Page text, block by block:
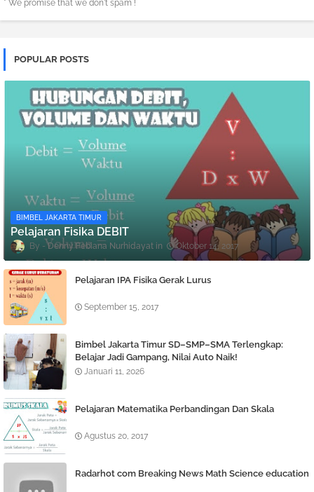
* We promise that we don't spam !
POPULAR POSTS
BIMBEL JAKARTA TIMUR
Pelajaran Fisika DEBIT
Denny Febiana Nurhidayat Oktober 14, 2017
Pelajaran IPA Fisika Gerak Lurus
September 15, 2017
Bimbel Jakarta Timur SD–SMP–SMA Terlengkap:
Belajar Jadi Gampang, Nilai Auto Naik!
Januari 11, 2026
Pelajaran Matematika Perbandingan Dan Skala
Agustus 20, 2017
Radarhot com Breaking News Math Science education